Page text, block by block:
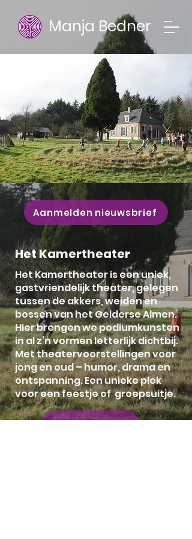
Manja Bedner
Aanmelden nieuwsbrief
Het Kamertheater
Het Kamertheater is een uniek,
gastvriendelijk theater, gelegen
tussen de akkers, weiden en
bossen van het Gelderse Almen.
Hier brengen we podiumkunsten
in al z’n vormen letterlijk dichtbij.
Met theatervoorstellingen voor
jong en oud – humor, drama en
ontspanning. Een unieke plek
voor een feestje of groepsuitje.
Lees meer